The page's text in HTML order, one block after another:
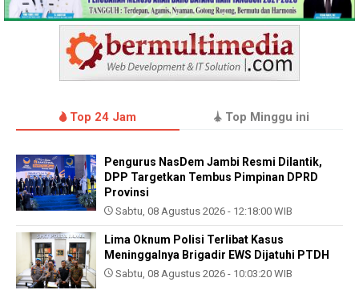
Top 24 Jam Top Minggu ini
Pengurus NasDem Jambi Resmi Dilantik,
DPP Targetkan Tembus Pimpinan DPRD
Provinsi
Sabtu, 08 Agustus 2026 - 12:18:00 WIB
Lima Oknum Polisi Terlibat Kasus
Meninggalnya Brigadir EWS Dijatuhi PTDH
Sabtu, 08 Agustus 2026 - 10:03:20 WIB